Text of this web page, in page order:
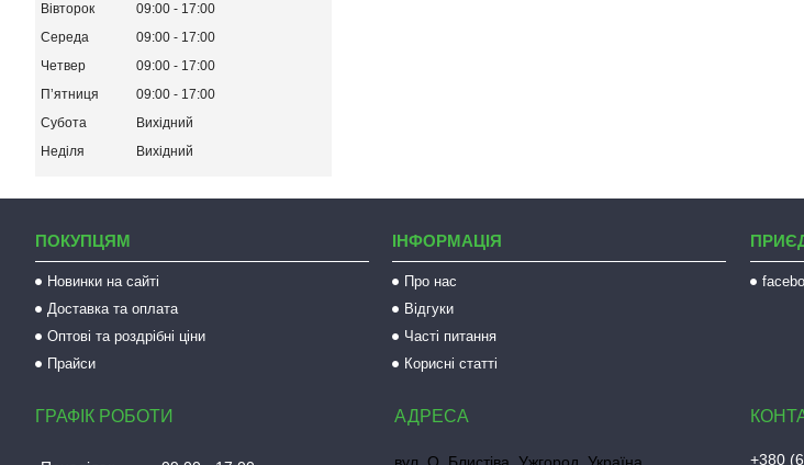
Вівторок
09:00
17:00
Середа
09:00
17:00
Четвер
09:00
17:00
Пʼятниця
09:00
17:00
Субота
Вихідний
Неділя
Вихідний
ПОКУПЦЯМ
Новинки на сайті
Доставка та оплата
Оптові та роздрібні ціни
Прайси
ІНФОРМАЦІЯ
Про нас
Відгуки
Часті питання
Корисні статті
ГРАФІК РОБОТИ
+380